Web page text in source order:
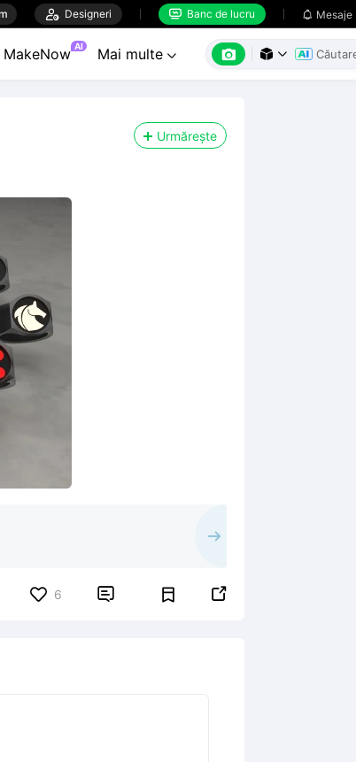
 Designeri  Banc de lucru  Mesaje
MakeNow AI Mai multe    
Urmărește
6  